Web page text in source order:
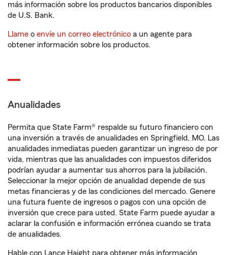
más información sobre los productos bancarios disponibles
de U.S. Bank.
Llame o envíe un correo electrónico a un agente para
obtener información sobre los productos.
Anualidades
Permita que State Farm® respalde su futuro financiero con
una inversión a través de anualidades en Springfield, MO. Las
anualidades inmediatas pueden garantizar un ingreso de por
vida, mientras que las anualidades con impuestos diferidos
podrían ayudar a aumentar sus ahorros para la jubilación.
Seleccionar la mejor opción de anualidad depende de sus
metas financieras y de las condiciones del mercado. Genere
una futura fuente de ingresos o pagos con una opción de
inversión que crece para usted. State Farm puede ayudar a
aclarar la confusión e información errónea cuando se trata
de anualidades.
Hable con Lance Haight para obtener más información